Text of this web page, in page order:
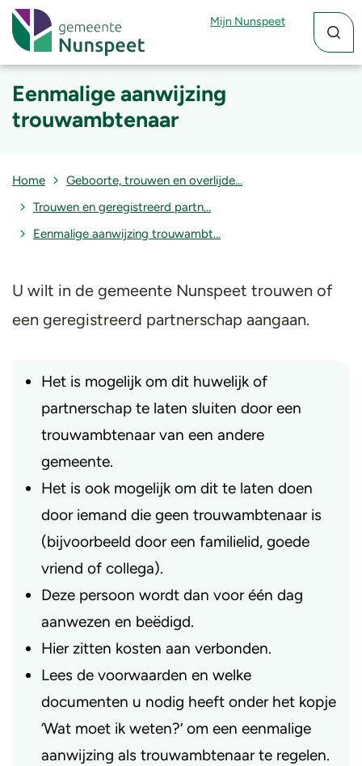
Mijn Nunspeet
Eenmalige aanwijzing
trouwambtenaar
Home
Geboorte, trouwen en overlijde…
Trouwen en geregistreerd partn…
Eenmalige aanwijzing trouwambt…
U wilt in de gemeente Nunspeet trouwen of
een geregistreerd partnerschap aangaan.
Het is mogelijk om dit huwelijk of
partnerschap te laten sluiten door een
trouwambtenaar van een andere
gemeente.
Het is ook mogelijk om dit te laten doen
door iemand die geen trouwambtenaar is
(bijvoorbeeld door een familielid, goede
vriend of collega).
Deze persoon wordt dan voor één dag
aanwezen en beëdigd.
Hier zitten kosten aan verbonden.
Lees de voorwaarden en welke
documenten u nodig heeft onder het kopje
‘Wat moet ik weten?’ om een eenmalige
aanwijzing als trouwambtenaar te regelen.